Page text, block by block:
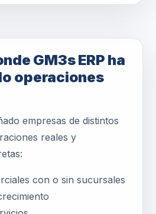
GM3s ERP ha
operaciones
empresas de distintos
reales y
con o sin sucursales